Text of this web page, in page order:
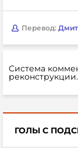
Перевод:
Система
реконструкции.
ГОЛЫ С